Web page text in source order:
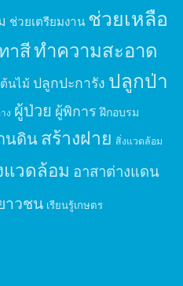
ช่วยเตรียมงาน ช่วยเหลือ
าสีทำความสะอาด
นไม้ ปลูกปะการัง ปลูกป่า
ง ผู้ป่วย ผู้พิการ ฝึกอบรม
นดินสร้างฝาย สิ่งแวดล้อม
วดล้อม อาสาต่างแดน
าวชน เรียนรู้เกษตร